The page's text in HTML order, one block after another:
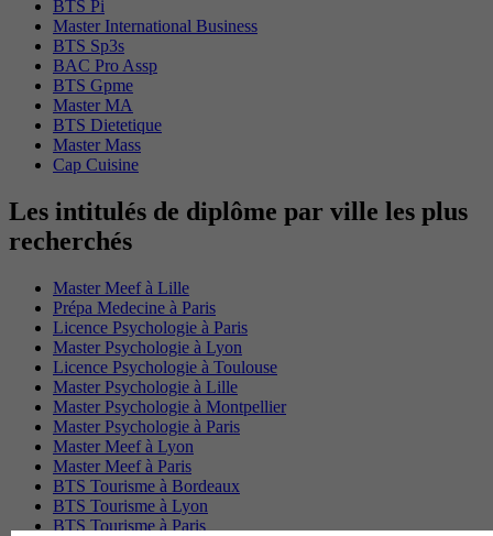
BTS Pi
Master International Business
BTS Sp3s
BAC Pro Assp
BTS Gpme
Master MA
BTS Dietetique
Master Mass
Cap Cuisine
Les intitulés de diplôme par ville les plus
recherchés
Master Meef à Lille
Prépa Medecine à Paris
Licence Psychologie à Paris
Master Psychologie à Lyon
Licence Psychologie à Toulouse
Master Psychologie à Lille
Master Psychologie à Montpellier
Master Psychologie à Paris
Master Meef à Lyon
Master Meef à Paris
BTS Tourisme à Bordeaux
BTS Tourisme à Lyon
BTS Tourisme à Paris